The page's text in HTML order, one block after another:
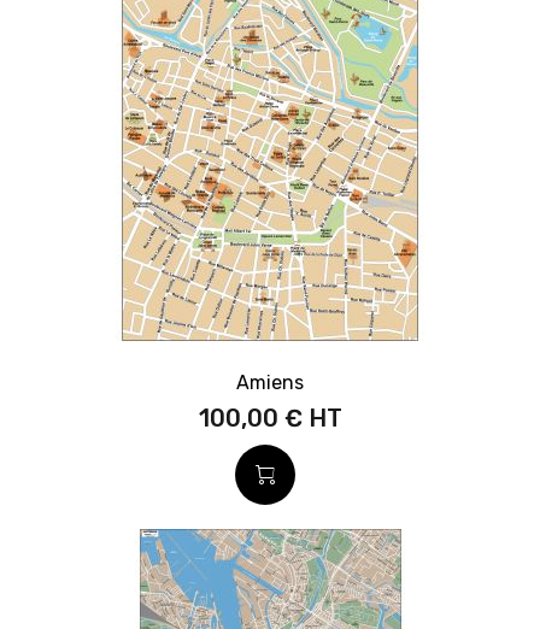
Amiens
100,00 €